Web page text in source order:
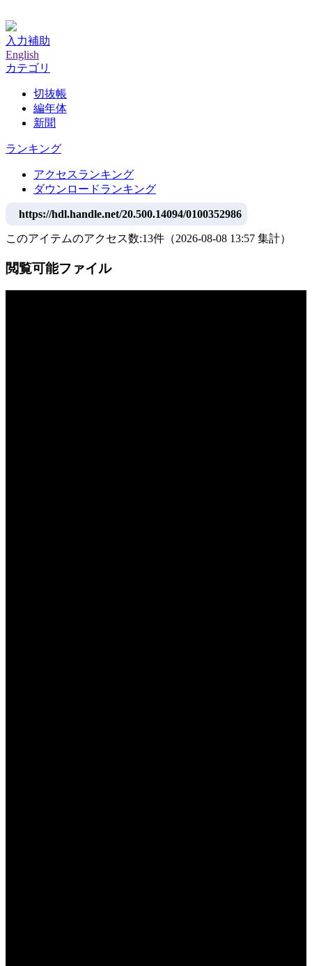
入力補助
English
カテゴリ
切抜帳
編年体
新聞
ランキング
アクセスランキング
ダウンロードランキング
https://hdl.handle.net/20.500.14094/0100352986
このアイテムのアクセス数:13件 （2026-08-08 13:57 集計）
閲覧可能ファイル